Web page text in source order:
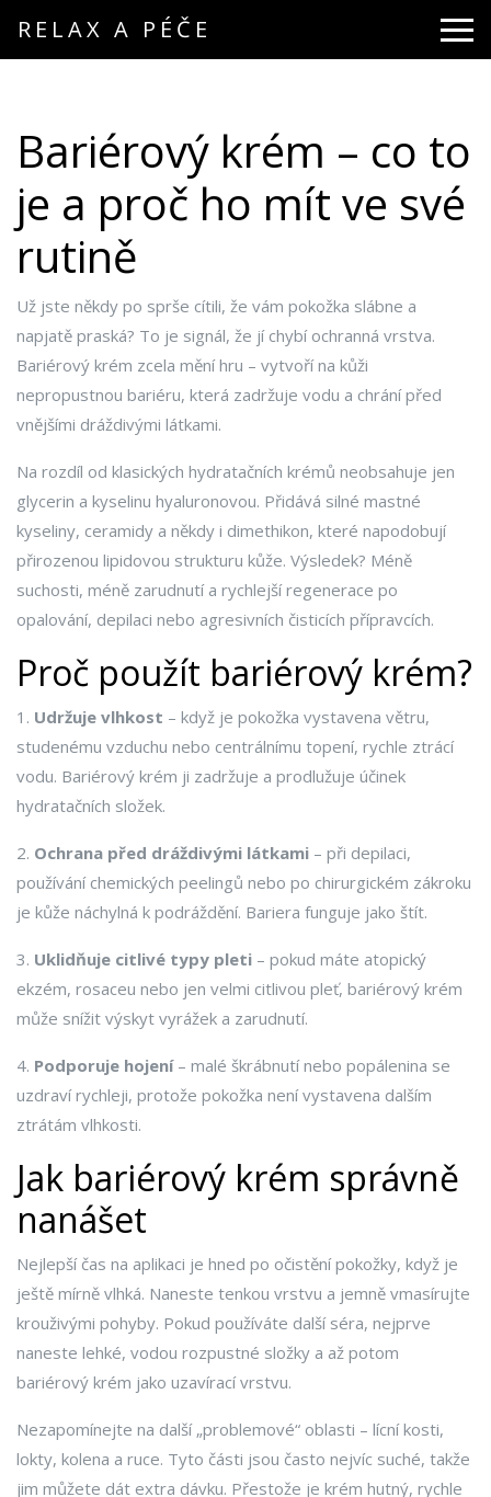
RELAX A PÉČE
Bariérový krém – co to
je a proč ho mít ve své
rutině
Už jste někdy po sprše cítili, že vám pokožka slábne a
napjatě praská? To je signál, že jí chybí ochranná vrstva.
Bariérový krém zcela mění hru – vytvoří na kůži
nepropustnou bariéru, která zadržuje vodu a chrání před
vnějšími dráždivými látkami.
Na rozdíl od klasických hydratačních krémů neobsahuje jen
glycerin a kyselinu hyaluronovou. Přidává silné mastné
kyseliny, ceramidy a někdy i dimethikon, které napodobují
přirozenou lipidovou strukturu kůže. Výsledek? Méně
suchosti, méně zarudnutí a rychlejší regenerace po
opalování, depilaci nebo agresivních čisticích přípravcích.
Proč použít bariérový krém?
1. Udržuje vlhkost – když je pokožka vystavena větru,
studenému vzduchu nebo centrálnímu topení, rychle ztrácí
vodu. Bariérový krém ji zadržuje a prodlužuje účinek
hydratačních složek.
2. Ochrana před dráždivými látkami – při depilaci,
používání chemických peelingů nebo po chirurgickém zákroku
je kůže náchylná k podráždění. Bariera funguje jako štít.
3. Uklidňuje citlivé typy pleti – pokud máte atopický
ekzém, rosaceu nebo jen velmi citlivou pleť, bariérový krém
může snížit výskyt vyrážek a zarudnutí.
4. Podporuje hojení– malé škrábnutí nebo popálenina se
uzdraví rychleji, protože pokožka není vystavena dalším
ztrátám vlhkosti.
Jak bariérový krém správně
nanášet
Nejlepší čas na aplikaci je hned po očistění pokožky, když je
ještě mírně vlhká. Naneste tenkou vrstvu a jemně vmasírujte
krouživými pohyby. Pokud používáte další séra, nejprve
naneste lehké, vodou rozpustné složky a až potom
bariérový krém jako uzavírací vrstvu.
Nezapomínejte na další „problemové“ oblasti – lícní kosti,
lokty, kolena a ruce. Tyto části jsou často nejvíc suché, takže
jim můžete dát extra dávku. Přestože je krém hutný, rychle